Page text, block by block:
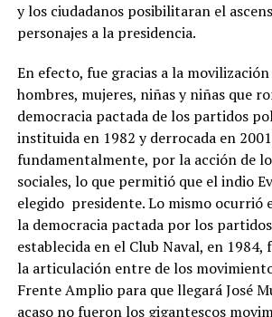
y los ciudadanos posibilitaran el
personajes a la presidencia.
En efecto, fue gracias a la
hombres, mujeres, niñas y niñas que
democracia pactada de los partidos
instituida en 1982 y derrocada en
fundamentalmente, por la acción de
sociales, lo que permitió que el indio
elegido presidente. Lo mismo ocurrió
la democracia pactada por los
establecida en el Club Naval, en 1984,
la articulación entre de los
Frente Amplio para que llegará José
acaso no fueron los gigantescos